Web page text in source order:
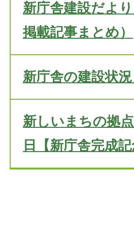
新庁舎建設だよ
掲載記事まとめ）
新庁舎の建設状
新しいまちの拠
日【新庁舎完成